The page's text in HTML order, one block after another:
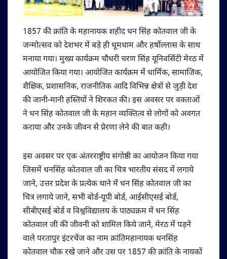
1857 की क्रांति के महानायक शहीद धन सिंह कोतवाल जी के
जन्मोत्सव को देशभर में बड़े ही धूमधाम और हर्षोल्लास के साथ
मनाया गया। मुख्य कार्यक्रम चौधरी चरण सिंह यूनिवर्सिटी मेरठ में
आयोजित किया गया। आयोजित कार्यक्रम में धार्मिक, सामाजिक,
शैक्षिक, प्रशासनिक, राजनीतिक आदि विभिन्न क्षेत्रों से जुड़ी देश
की जानी-मानी हस्तियों ने शिरकत की। इस अवसर पर वक्ताओं
ने धन सिंह कोतवाल जी के महान व्यक्तित्व से लोगों को अवगत
कराया और उनके जीवन से प्रेरणा लेने की बात कही।
इस अवसर पर एक अंतरराष्ट्रीय संगोष्ठी का आयोजन किया गया
जिसमें धनसिंह कोतवाल जी का चित्र भारतीय संसद में लगाये
जाने, उत्तर प्रदेश के प्रत्येक थाने में धन सिंह कोतवाल जी का
चित्र लगाये जाने, सभी बोर्ड-यूपी बोर्ड, आईसीएसई बोर्ड,
सीबीएसई बोर्ड व विश्वविद्यालय के पाठ्यक्रम में धन सिंह
कोतवाल जी की जीवनी को शामिल किये जाने, मेरठ में पड़ने
वाले परतापुर इंटरचेंज का नाम क्रांतिमहानायक धनसिंह
कोतवाल चौक रखे जाने और उस पर 1857 की क्रांति के नायकों